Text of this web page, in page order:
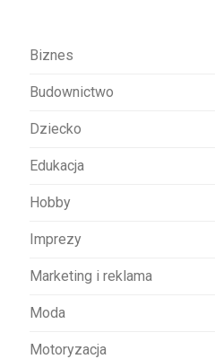
Biznes
Budownictwo
Dziecko
Edukacja
Hobby
Imprezy
Marketing i reklama
Moda
Motoryzacja